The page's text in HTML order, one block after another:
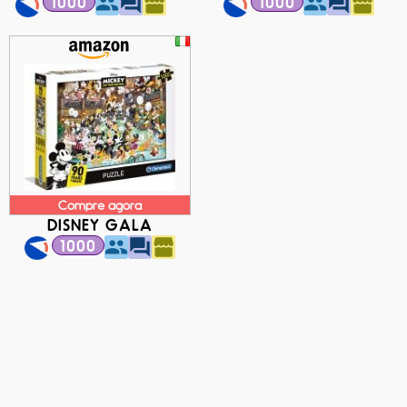
Compre agora
DISNEY GALA
1000